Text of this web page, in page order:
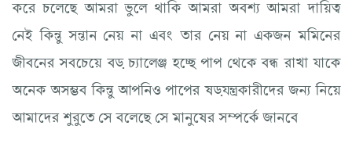
করে চলেছে আমরা ভুলে থাকি আমরা অবশ্য আমরা দায়িত্ব
নেই কিন্তু সন্তান নেয় না এবং তার নেয় না একজন মমিনের
জীবনের সবচেয়ে বড় চ্যালেঞ্জ হচ্ছে পাপ থেকে বন্ধ রাখা যাকে
অনেক অসম্ভব কিন্তু আপনিও পাপের ষড়যন্ত্রকারীদের জন্য নিয়ে
আমাদের শুরুতে সে বলেছে সে মানুষের সম্পর্কে জানবে